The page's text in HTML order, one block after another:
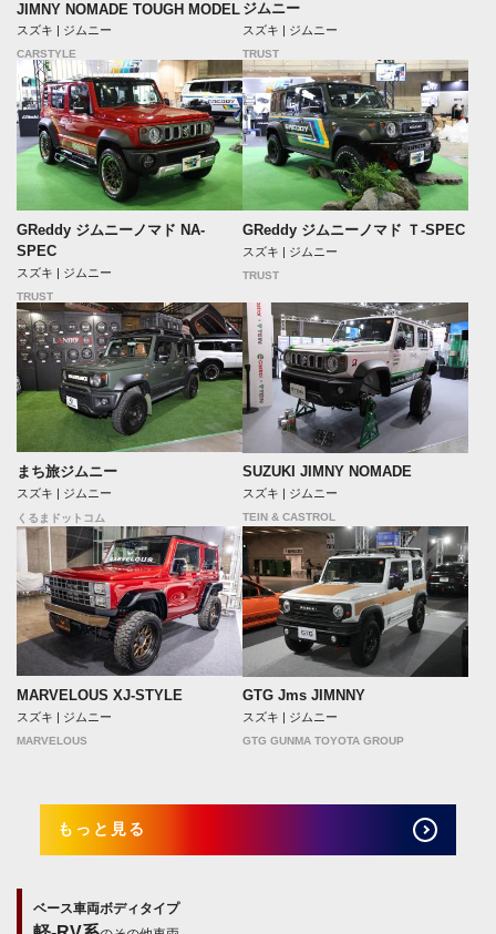
JIMNY NOMADE TOUGH MODEL
スズキ | ジムニー
CARSTYLE
ジムニー
スズキ | ジムニー
TRUST
GReddy ジムニーノマド NA-
SPEC
スズキ | ジムニー
TRUST
GReddy ジムニーノマド Ｔ-SPEC
スズキ | ジムニー
TRUST
まち旅ジムニー
スズキ | ジムニー
くるまドットコム
SUZUKI JIMNY NOMADE
スズキ | ジムニー
TEIN & CASTROL
MARVELOUS XJ-STYLE
スズキ | ジムニー
MARVELOUS
GTG Jms JIMNNY
スズキ | ジムニー
GTG GUNMA TOYOTA GROUP
もっと見る
ベース車両ボディタイプ